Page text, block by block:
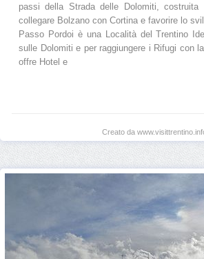
passi della Strada delle Dolomiti, costruita
collegare Bolzano con Cortina e favorire lo
Passo Pordoi è una Località del Trentino
sulle Dolomiti e per raggiungere i Rifugi con
offre Hotel e
Creato da